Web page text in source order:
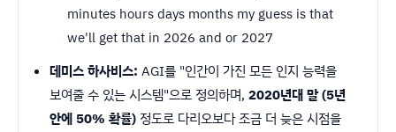
minutes hours days months my guess is that
we'll get that in 2026 and or 2027
데미스 하사비스: AGI를 "인간이 가진 모든 인지 능력을
보여줄 수 있는 시스템"으로 정의하며, 2020년대 말 (5년
안에 50% 확률) 정도로 다리오보다 조금 더 늦은 시점을